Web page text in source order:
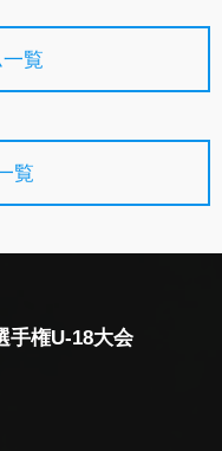
覧
覧
手権U-18大会